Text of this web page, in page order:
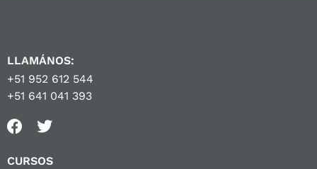
LLAMÁNOS:
+51 952 612 544
+51 641 041 393
CURSOS